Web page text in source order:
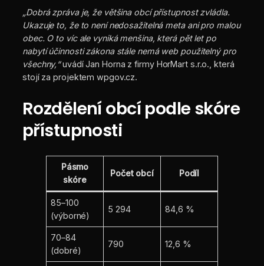
„Dobrá zpráva je, že většina obcí přístupnost zvládla.
Ukazuje to, že to není nedosažitelná meta ani pro malou
obec. O to víc ale vyniká menšina, která pět let po
nabytí účinnosti zákona stále nemá web použitelný pro
všechny,“uvádí Jan Horna z firmy HorMart s.r.o., která
stojí za projektem wpgov.cz.
Rozdělení obcí podle skóre
přístupnosti
Pásmo
skóre
Počet obcí Podíl
85–100
(výborné)
5 294 84,6 %
70–84
(dobré)
790 12,6 %